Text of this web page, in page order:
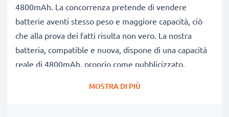
4800mAh. La concorrenza pretende di vendere
batterie aventi stesso peso e maggiore capacità, ciò
che alla prova dei fatti risulta non vero. La nostra
batteria, compatible e nuova, dispone di una capacità
reale di 4800mAh, proprio come pubblicizzato.
MOSTRA DI PIÙ